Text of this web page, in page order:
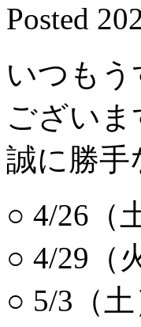
Posted
いつも
ございま
誠に勝手
○ 4/26（
○ 4/29（
○ 5/3（